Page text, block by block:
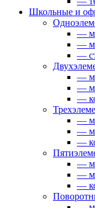
Школьные и
—
—
—
—
—
—
—
—
—
—
—
—